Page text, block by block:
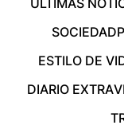
ÚLTIMAS
SOCIEDAD
ESTILO DE
DIARIO EXTRA